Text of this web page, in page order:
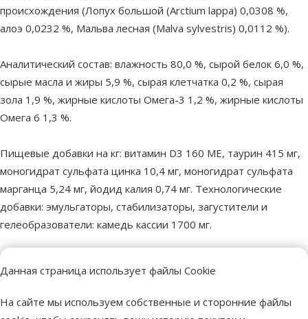
Данная страница использует файлы Cookie
На сайте мы используем собственные и сторонние файлы
происхождения (Лопух большой (Arctium lappa) 0,0308 %,
алоэ 0,0232 %, Мальва лесная (Malva sylvestris) 0,0112 %).
Аналитический состав: влажность 80,0 %, сырой белок 6,0 %,
сырые масла и жиры 5,9 %, сырая клетчатка 0,2 %, сырая
зола 1,9 %, жирные кислоты Омега-3 1,2 %, жирные кислоты
Омега 6 1,3 %.
Пищевые добавки на кг: витамин D3 160 МЕ, таурин 415 мг,
моногидрат сульфата цинка 10,4 мг, моногидрат сульфата
марганца 5,24 мг, йодид калия 0,74 мг. Технологические
добавки: эмульгаторы, стабилизаторы, загустители и
гелеобразователи: камедь кассии 1700 мг.
Миниатюрная, Маленькая, Средняя,
Большая, Гигантская
Возраст собаки
Взрослая собака, Пожилая собака